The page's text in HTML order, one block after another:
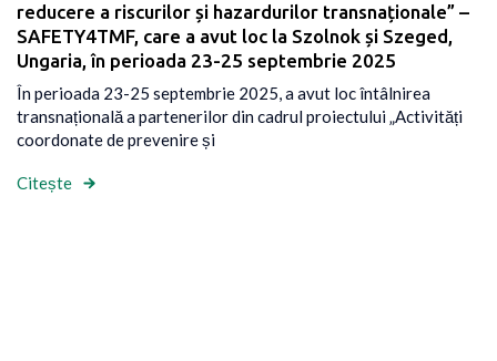
reducere a riscurilor și hazardurilor transnaționale” –
SAFETY4TMF, care a avut loc la Szolnok și Szeged,
Ungaria, în perioada 23-25 septembrie 2025
În perioada 23-25 septembrie 2025, a avut loc întâlnirea
transnațională a partenerilor din cadrul proiectului „Activități
coordonate de prevenire și
Citește